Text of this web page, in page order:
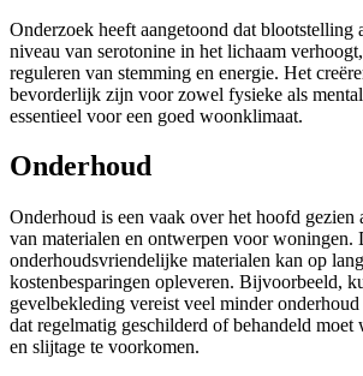
Onderzoek heeft aangetoond dat blootstelling
niveau van serotonine in het lichaam
reguleren van stemming en energie. Het
bevorderlijk zijn voor zowel fysieke als
essentieel voor een goed woonklimaat.
Onderhoud
Onderhoud is een vaak over het hoofd gezien
van materialen en ontwerpen voor woningen.
onderhoudsvriendelijke materialen kan op
kostenbesparingen opleveren. Bijvoorbeeld,
gevelbekleding vereist veel minder
dat regelmatig geschilderd of behandeld
en slijtage te voorkomen.